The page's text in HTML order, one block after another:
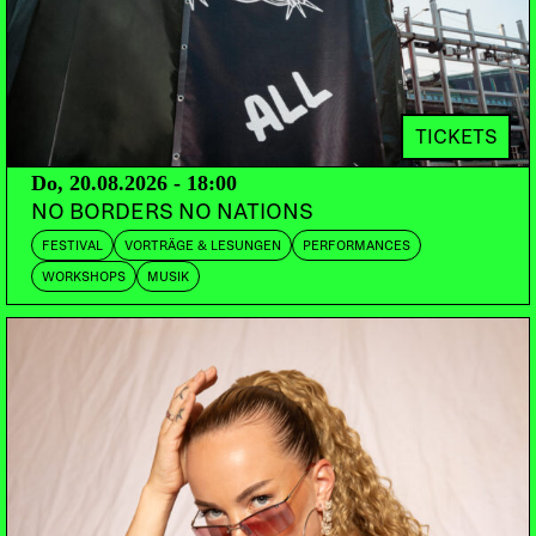
TICKETS
Do, 20.08.2026 - 18:00
NO BORDERS NO NATIONS
FESTIVAL VORTRÄGE & LESUNGEN PERFORMANCES
WORKSHOPS MUSIK